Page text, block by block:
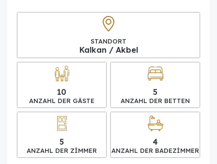
STANDORT
Kalkan / Akbel
10
ANZAHL DER GÄSTE
5
ANZAHL DER BETTEN
5
ANZAHL DER ZIMMER
4
ANZAHL DER BADEZIMMER